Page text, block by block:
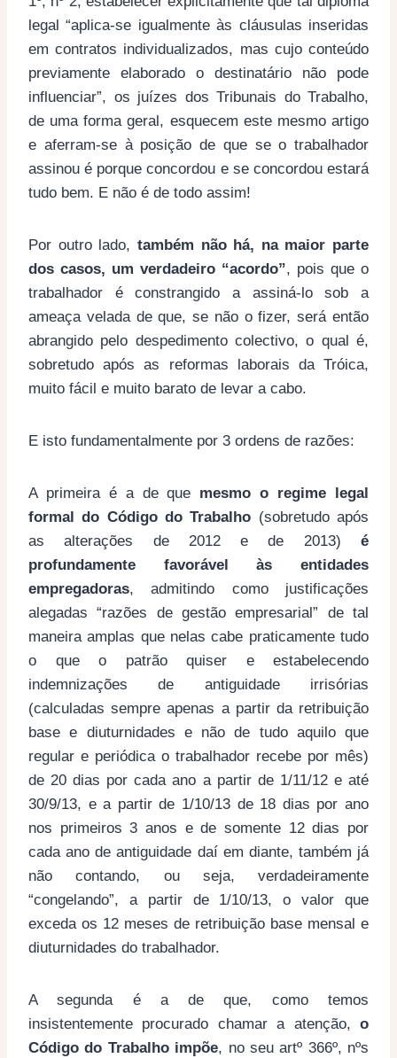
legal “aplica-se igualmente às cláusulas inseridas
em contratos individualizados, mas cujo conteúdo
previamente elaborado o destinatário não pode
influenciar”, os juízes dos Tribunais do Trabalho,
de uma forma geral, esquecem este mesmo artigo
e aferram-se à posição de que se o trabalhador
assinou é porque concordou e se concordou estará
tudo bem. E não é de todo assim!
Por outro lado, também não há, na maior parte
dos casos, um verdadeiro “acordo”, pois que o
trabalhador é constrangido a assiná-lo sob a
ameaça velada de que, se não o fizer, será então
abrangido pelo despedimento colectivo, o qual é,
sobretudo após as reformas laborais da Tróica,
muito fácil e muito barato de levar a cabo.
E isto fundamentalmente por 3 ordens de razões:
A primeira é a de que mesmo o regime legal
formal do Código do Trabalho (sobretudo após
as alterações de 2012 e de 2013) é
profundamente favorável às entidades
empregadoras, admitindo como justificações
alegadas “razões de gestão empresarial” de tal
maneira amplas que nelas cabe praticamente tudo
o que o patrão quiser e estabelecendo
indemnizações de antiguidade irrisórias
(calculadas sempre apenas a partir da retribuição
base e diuturnidades e não de tudo aquilo que
regular e periódica o trabalhador recebe por mês)
de 20 dias por cada ano a partir de 1/11/12 e até
30/9/13, e a partir de 1/10/13 de 18 dias por ano
nos primeiros 3 anos e de somente 12 dias por
cada ano de antiguidade daí em diante, também já
não contando, ou seja, verdadeiramente
“congelando”, a partir de 1/10/13, o valor que
exceda os 12 meses de retribuição base mensal e
diuturnidades do trabalhador.
A segunda é a de que, como temos
insistentemente procurado chamar a atenção, o
Código do Trabalho impõe, no seu artº 366º, nºs